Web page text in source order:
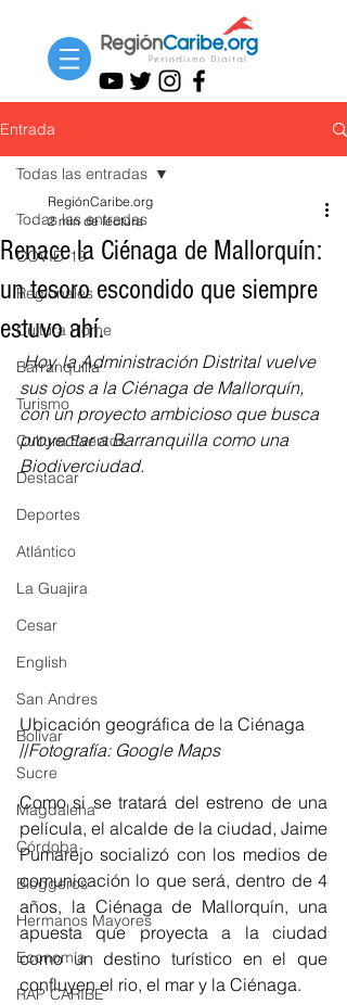
Entrada
Todas las entradas
COVID-19
Regionales
Cultura Home
Barranquilla
Turismo
Cultura Eventos
Destacar
Deportes
Atlántico
La Guajira
Cesar
English
San Andres
Bolívar
Sucre
Magdalena
Córdoba
Bloggeros
Hermanos Mayores
Economía
RAP CARIBE
Todas las entradas
Renace la Ciénaga de Mallorquín:
un tesoro escondido que siempre
estuvo ahí.
RegiónCaribe.org
2 min de lectura
Hoy, la Administración Distrital vuelve
sus ojos a la Ciénaga de Mallorquín,
con un proyecto ambicioso que busca
proyectar a Barranquilla como una
Biodiverciudad.
Ubicación geográfica de la Ciénaga
//Fotografía: Google Maps
Como si se tratará del estreno de una
película, el alcalde de la ciudad, Jaime
Pumarejo socializó con los medios de
comunicación lo que será, dentro de 4
años, la Ciénaga de Mallorquín, una
apuesta que proyecta a la ciudad
como un destino turístico en el que
confluyen el rio, el mar y la Ciénaga.